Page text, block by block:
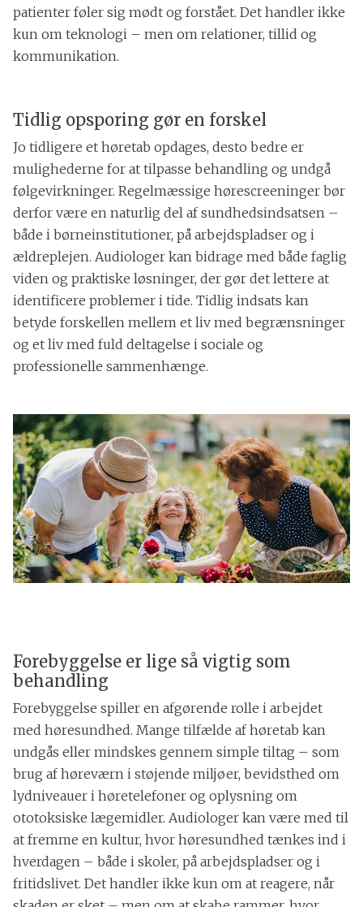
patienter føler sig mødt og forstået. Det handler ikke
kun om teknologi – men om relationer, tillid og
kommunikation.
Tidlig opsporing gør en forskel
Jo tidligere et høretab opdages, desto bedre er
mulighederne for at tilpasse behandling og undgå
følgevirkninger. Regelmæssige hørescreeninger bør
derfor være en naturlig del af sundhedsindsatsen –
både i børneinstitutioner, på arbejdspladser og i
ældreplejen. Audiologer kan bidrage med både faglig
viden og praktiske løsninger, der gør det lettere at
identificere problemer i tide. Tidlig indsats kan
betyde forskellen mellem et liv med begrænsninger
og et liv med fuld deltagelse i sociale og
professionelle sammenhænge.
Forebyggelse er lige så vigtig som
behandling
Forebyggelse spiller en afgørende rolle i arbejdet
med høresundhed. Mange tilfælde af høretab kan
undgås eller mindskes gennem simple tiltag – som
brug af høreværn i støjende miljøer, bevidsthed om
lydniveauer i høretelefoner og oplysning om
ototoksiske lægemidler. Audiologer kan være med til
at fremme en kultur, hvor høresundhed tænkes ind i
hverdagen – både i skoler, på arbejdspladser og i
fritidslivet. Det handler ikke kun om at reagere, når